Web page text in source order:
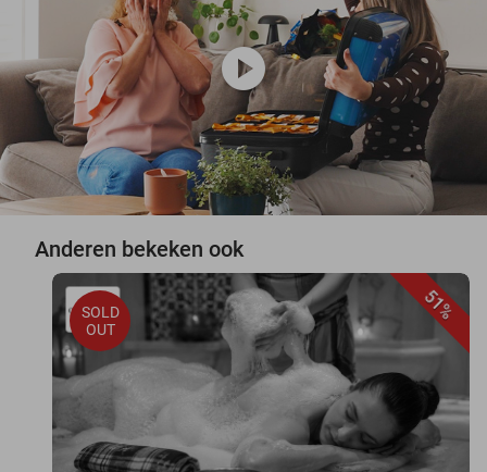
play_circle
Anderen bekeken ook
51%
SOLD
OUT